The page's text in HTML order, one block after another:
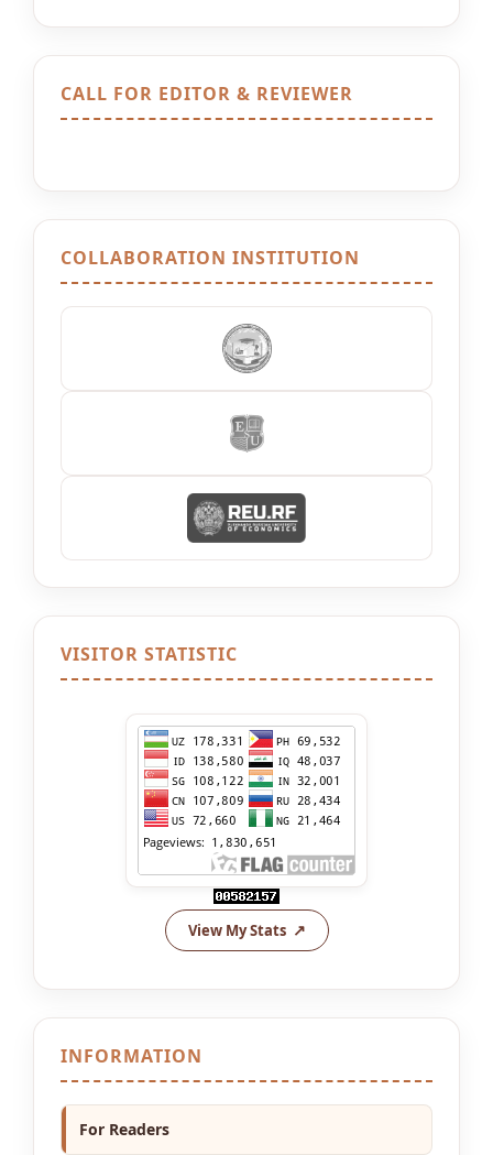
CALL FOR EDITOR & REVIEWER
COLLABORATION INSTITUTION
VISITOR STATISTIC
View My Stats
INFORMATION
For Readers